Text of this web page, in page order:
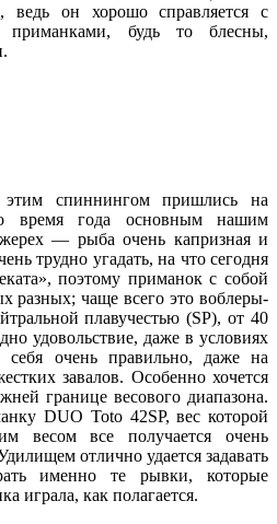
ведь он хорошо справляется с
приманками, будь то блесны,
спиннингом пришлись на
время года основным нашим
— рыба очень капризная и
трудно угадать, на что сегодня
поэтому приманок с собой
разных; чаще всего это воблеры-
плавучестью (SP), от 40
удовольствие, даже в условиях
себя очень правильно, даже на
завалов. Особенно хочется
границе весового диапазона.
DUO Toto 42SP, вес которой
весом все получается очень
отлично удается задавать
именно те рывки, которые
играла, как полагается.